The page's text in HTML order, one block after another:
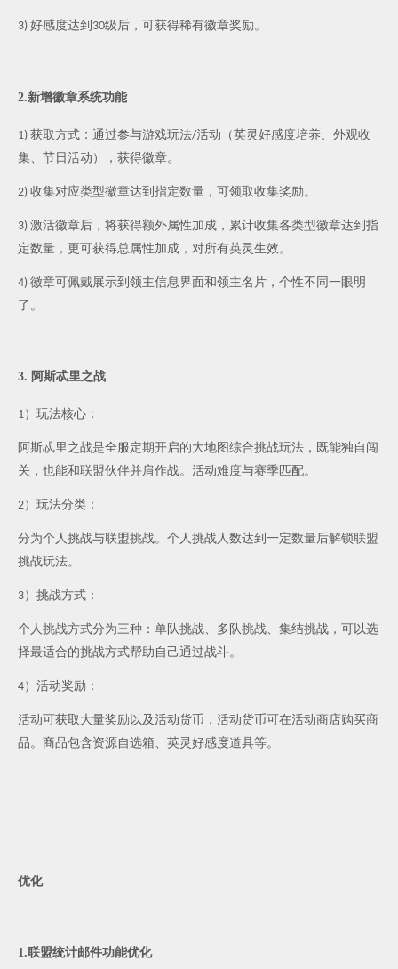
3)好感度达到 30级后，可获得稀有徽章奖励。
2.新增徽章系统功能
1)获取方式：通过参与游戏玩法/活动（英灵好感度培养、外观收
集、节日活动），获得徽章。
2)收集对应类型徽章达到指定数量，可领取收集奖励。
3)激活徽章后，将获得额外属性加成，累计收集各类型徽章达到指
定数量，更可获得总属性加成，对所有英灵生效。
4)徽章可佩戴展示到领主信息界面和领主名片，个性不同一眼明
了。
3. 阿斯忒里之战
1）玩法核心：
阿斯忒里之战是全服定期开启的大地图综合挑战玩法，既能独自闯
关，也能和联盟伙伴并肩作战。活动难度与赛季匹配。
2）玩法分类：
分为个人挑战与联盟挑战。个人挑战人数达到一定数量后解锁联盟
挑战玩法。
3）挑战方式：
个人挑战方式分为三种：单队挑战、多队挑战、集结挑战，可以选
择最适合的挑战方式帮助自己通过战斗。
4）活动奖励：
活动可获取大量奖励以及活动货币，活动货币可在活动商店购买商
品。商品包含资源自选箱、英灵好感度道具等。
优化
1.联盟统计邮件功能优化